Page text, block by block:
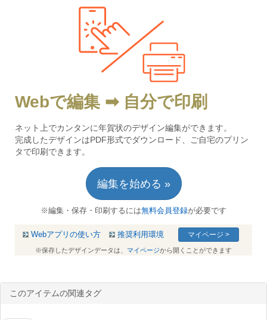
Webで編集 ➡ 自分で印刷
ネット上でカンタンに年賀状のデザイン編集ができます。
完成したデザインはPDF形式でダウンロード、ご自宅のプリン
タで印刷できます。
編集を始める »
※編集・保存・印刷するには無料会員登録が必要です
Webアプリの使い方 推奨利用環境 マイページ >
※保存したデザインデータは、 マイページから開くことができます
このアイテムの関連タグ